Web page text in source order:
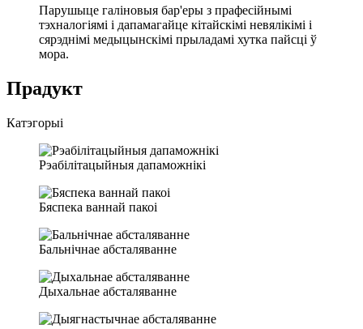
Парушыце галіновыя бар'еры з прафесійнымі
тэхналогіямі і дапамагайце кітайскімі невялікімі і
сярэднімі медыцынскімі прыладамі хутка пайсці ў
мора.
Прадукт
Катэгорыі
Рэабілітацыйныя дапаможнікі
Бяспека ваннай пакоі
Бальнічнае абсталяванне
Дыхальнае абсталяванне